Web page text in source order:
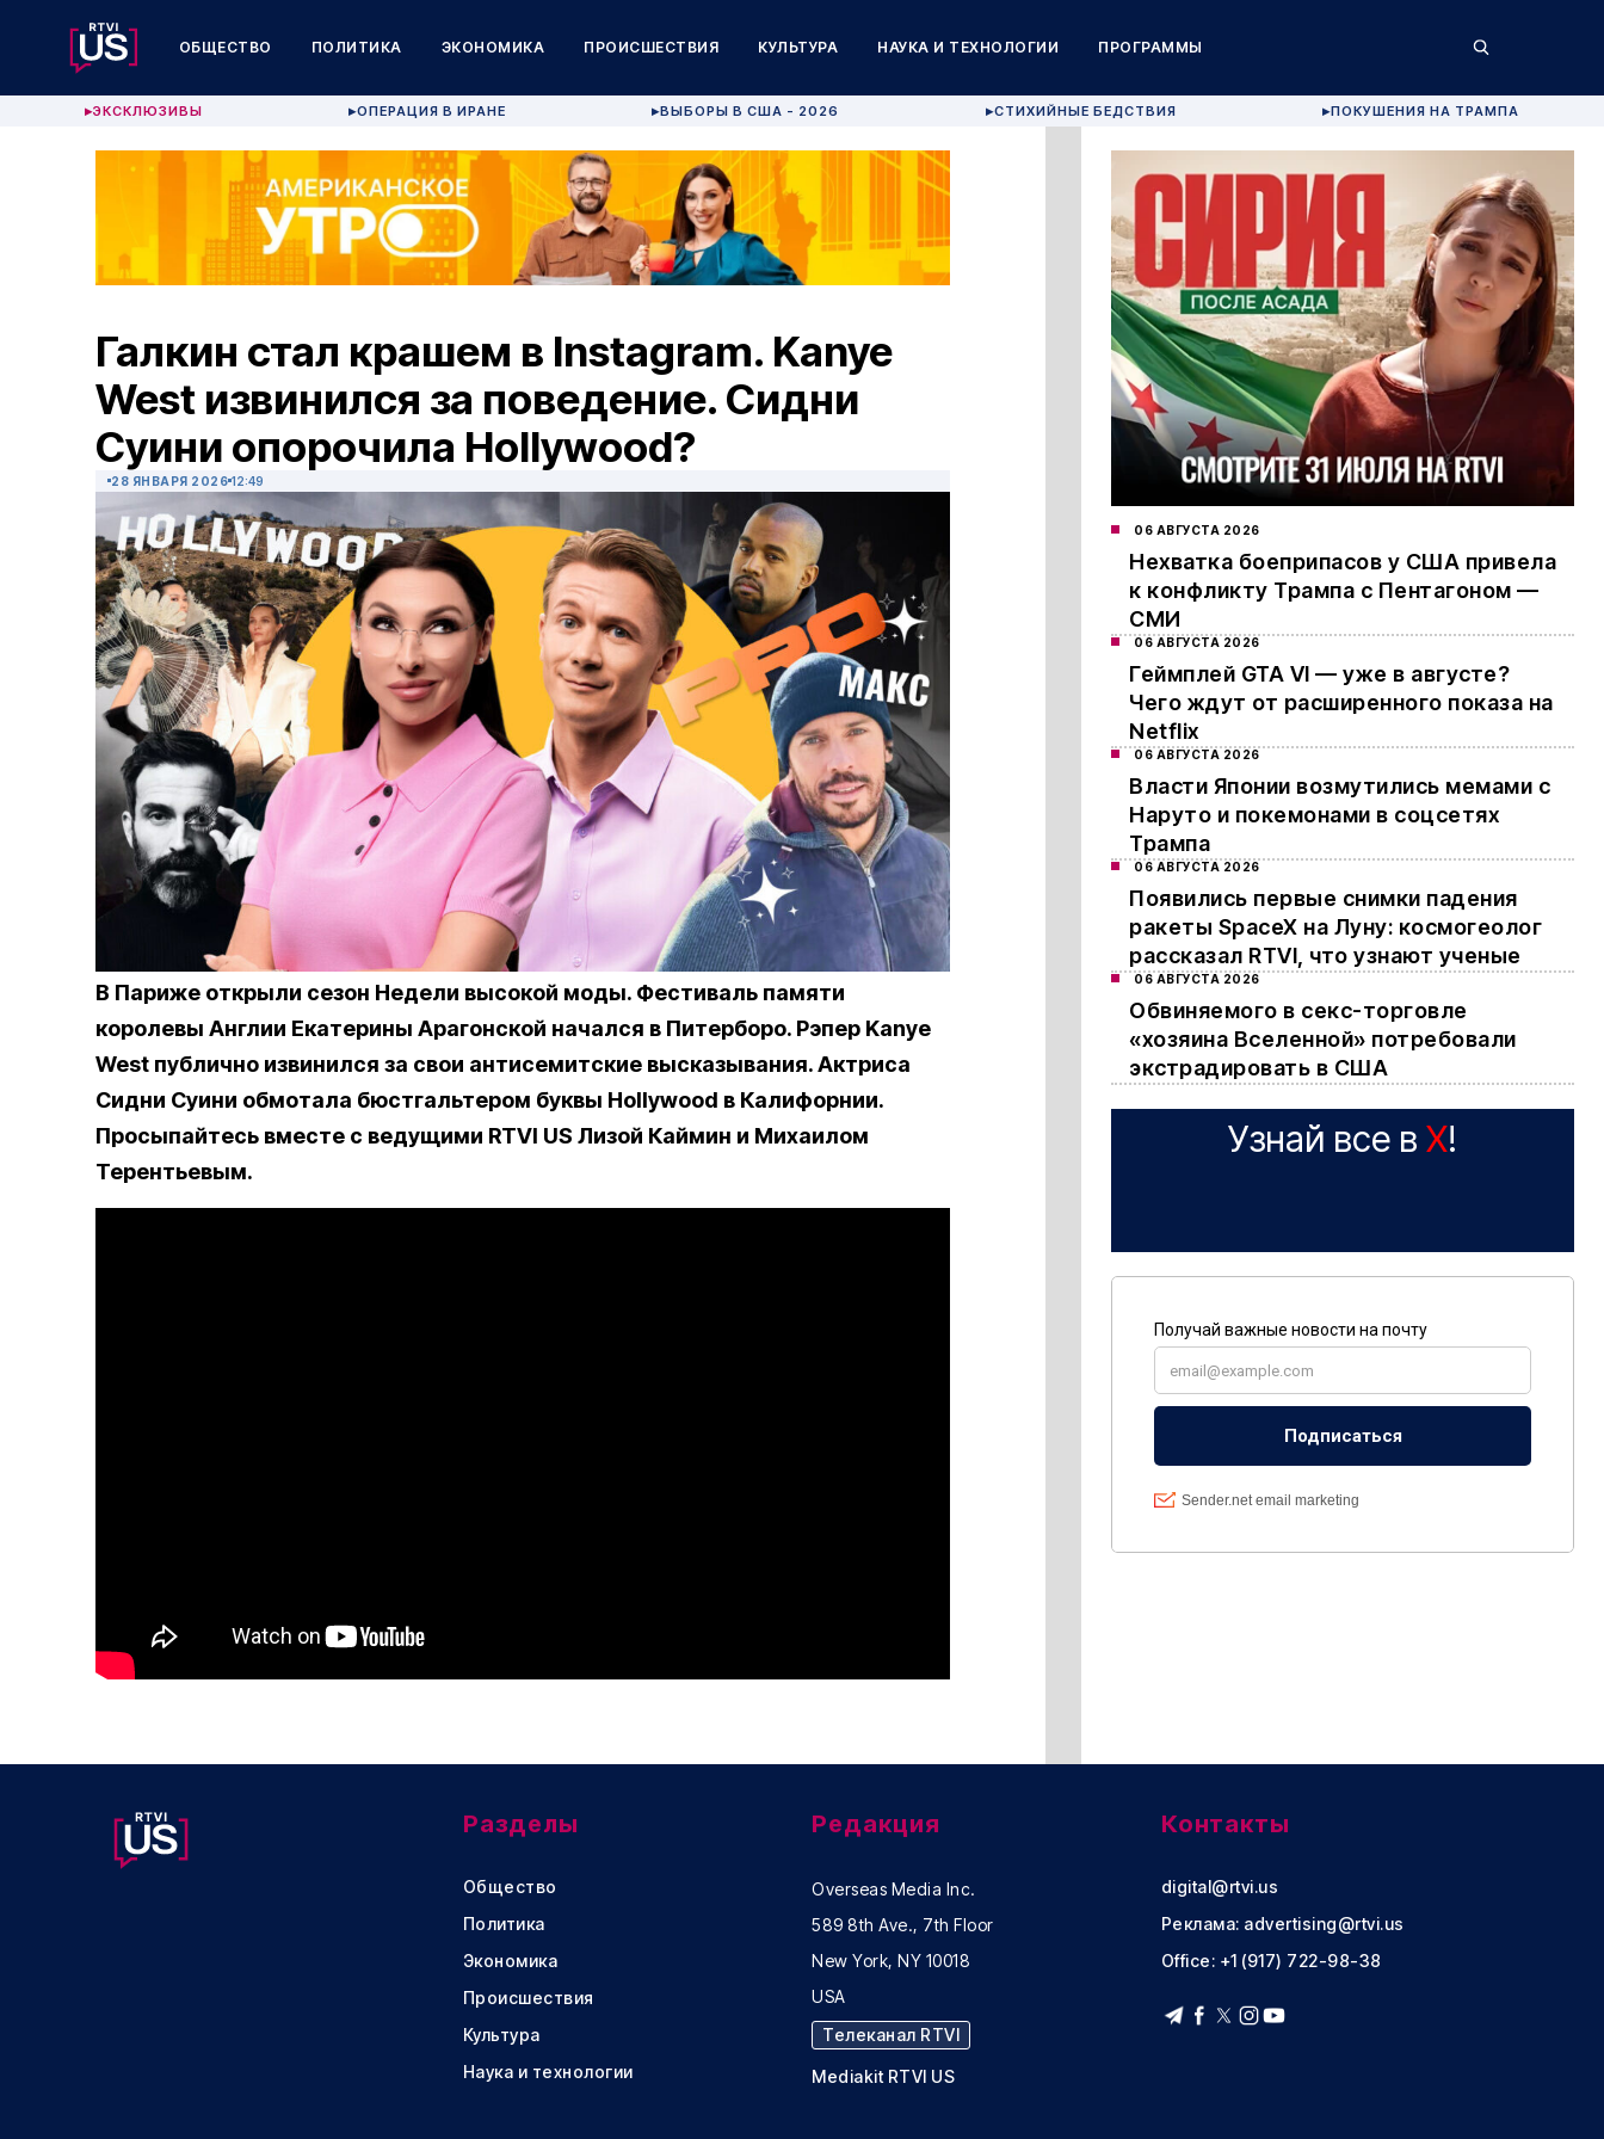
ОБЩЕСТВО ПОЛИТИКА ЭКОНОМИКА ПРОИСШЕСТВИЯ КУЛЬТУРА НАУКА И ТЕХНОЛОГИИ ПРОГРАММЫ
▶ЭКСКЛЮЗИВЫ ▶ОПЕРАЦИЯ В ИРАНЕ ▶ВЫБОРЫ В США - 2026 ▶СТИХИЙНЫЕ БЕДСТВИЯ ▶ПОКУШЕНИЯ НА ТРАМПА
Галкин стал крашем в Instagram. Kanye
West извинился за поведение. Сидни
Суини опорочила Hollywood?
28 ЯНВАРЯ 2026 12:49
В Париже открыли сезон Недели высокой моды. Фестиваль памяти
королевы Англии Екатерины Арагонской начался в Питерборо. Рэпер Kanye
West публично извинился за свои антисемитские высказывания. Актриса
Сидни Суини обмотала бюстгальтером буквы Hollywood в Калифорнии.
Просыпайтесь вместе с ведущими RTVI US Лизой Каймин и Михаилом
Терентьевым.
06 АВГУСТА 2026
Нехватка боеприпасов у США привела
к конфликту Трампа с Пентагоном —
СМИ
06 АВГУСТА 2026
Геймплей GTA VI — уже в августе?
Чего ждут от расширенного показа на
Netflix
06 АВГУСТА 2026
Власти Японии возмутились мемами с
Наруто и покемонами в соцсетях
Трампа
06 АВГУСТА 2026
Появились первые снимки падения
ракеты SpaceX на Луну: космогеолог
рассказал RTVI, что узнают ученые
06 АВГУСТА 2026
Обвиняемого в секс-торговле
«хозяина Вселенной» потребовали
экстрадировать в США
Узнай все в X!
Разделы
Общество
Политика
Экономика
Происшествия
Культура
Наука и технологии
Редакция
Overseas Media Inc.
589 8th Ave., 7th Floor
New York, NY 10018
USA
Телеканал RTVI
Mediakit RTVI US
Контакты
digital@rtvi.us
Реклама: advertising@rtvi.us
Office: +1 (917) 722-98-38